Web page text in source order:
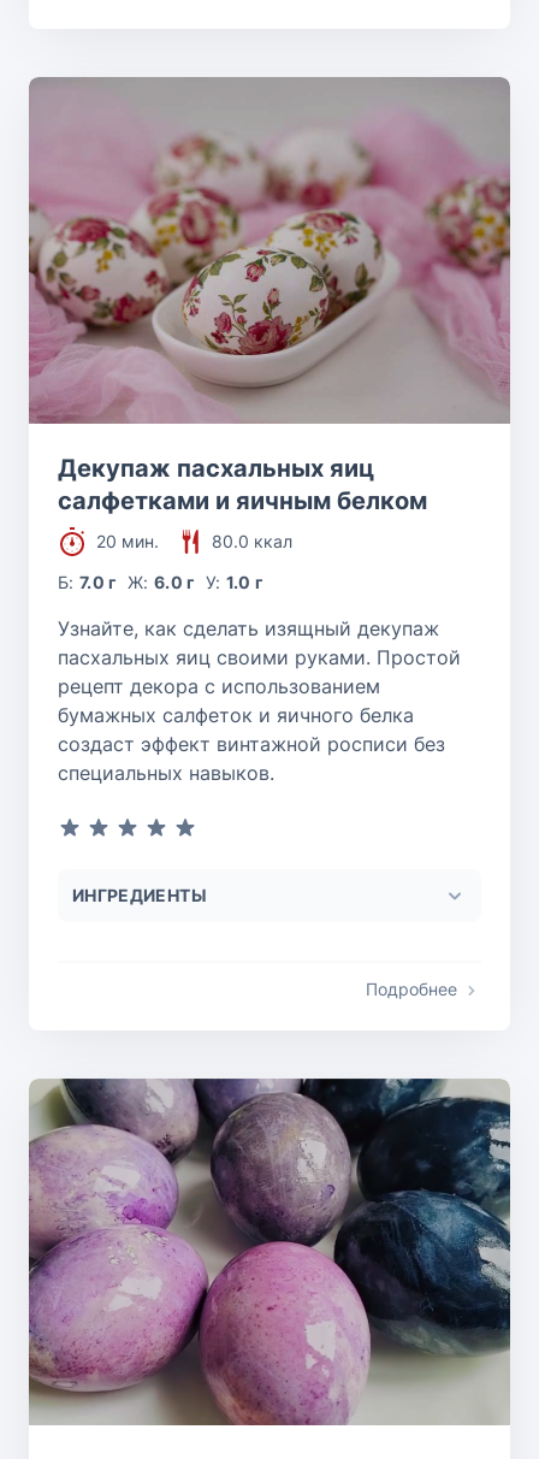
Декупаж пасхальных яиц
салфетками и яичным белком
20 мин.
80.0 ккал
Б:7.0 г Ж: 6.0 г У: 1.0 г
Узнайте, как сделать изящный декупаж
пасхальных яиц своими руками. Простой
рецепт декора с использованием
бумажных салфеток и яичного белка
создаст эффект винтажной росписи без
специальных навыков.
ИНГРЕДИЕНТЫ
Подробнее